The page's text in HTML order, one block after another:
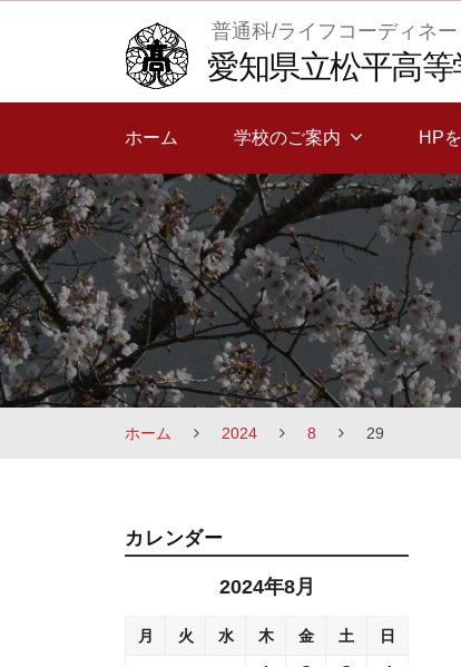
普通科/ライフコーディネ
愛知県立松平高等
ホーム 学校のご案内 HP
ホーム 2024 8 29
カレンダー
2024年8月
月 火 水 木 金 土 日